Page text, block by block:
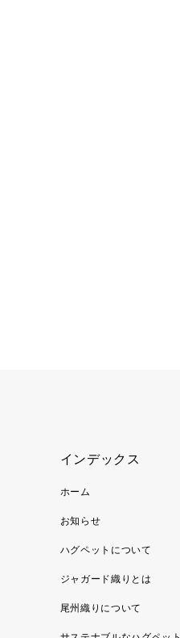
インデックス
ホーム
お知らせ
ハグペットについて
ジャガード織りとは
尾州織りについて